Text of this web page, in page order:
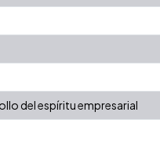
del espíritu empresarial